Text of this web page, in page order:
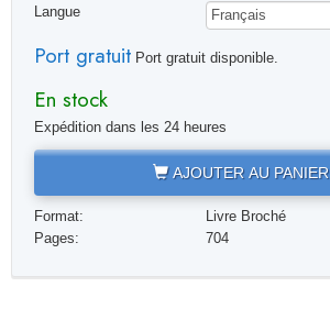
Langue
Port gratuitPort gratuit disponible.
En stock
Expédition dans les 24 heures
AJOUTER AU PANIER
Format:
Livre Broché
Pages:
704